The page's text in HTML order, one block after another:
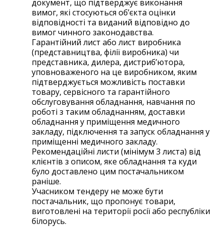
документ, що підтверджує виконання
вимог, які стосуються об’єкта оцінки
відповідності та виданий відповідно до
вимог чинного законодавства.
Гарантійний лист або лист виробника
(представництва, філії виробника) чи
представника, дилера, дистриб’ютора,
уповноваженого на це виробником, яким
підтверджується можливість поставки
товару, сервісного та гарантійного
обслуговування обладнання, навчання по
роботі з таким обладнанням, доставки
обладнання у приміщення медичного
закладу, підключення та запуск обладнання у
приміщенні медичного закладу.
Рекомендаційні листи (мінімум 3 листа) від
клієнтів з описом, яке обладнання та куди
було доставлено цим постачальником
раніше.
Учасником тендеру не може бути
постачальник, що пропонує товари,
виготовлені на території росії або республіки
білорусь.